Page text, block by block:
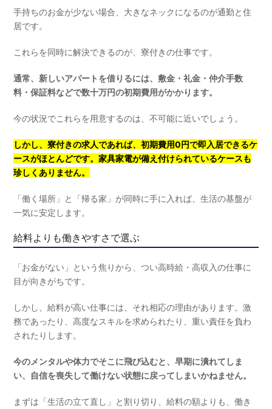
手持ちのお金が少ない場合、大きなネックになるのが通勤と住
居です。
これらを同時に解決できるのが、寮付きの仕事です。
通常、新しいアパートを借りるには、敷金・礼金・仲介手数
料・保証料などで数十万円の初期費用がかかります。
今の状況でこれらを用意するのは、不可能に近いでしょう。
しかし、寮付きの求人であれば、初期費用0円で即入居できるケ
ースがほとんどです。家具家電が備え付けられているケースも
珍しくありません。
「働く場所」と「帰る家」が同時に手に入れば、生活の基盤が
一気に安定します。
給料よりも働きやすさで選ぶ
「お金がない」という焦りから、つい高時給・高収入の仕事に
目が向きがちです。
しかし、給料が高い仕事には、それ相応の理由があります。激
務であったり、高度なスキルを求められたり、重い責任を負わ
されたりします。
今のメンタルや体力でそこに飛び込むと、早期に潰れてしま
い、自信を喪失して働けない状態に戻ってしまいかねません。
まずは「生活の立て直し」と割り切り、給料の額よりも、働き